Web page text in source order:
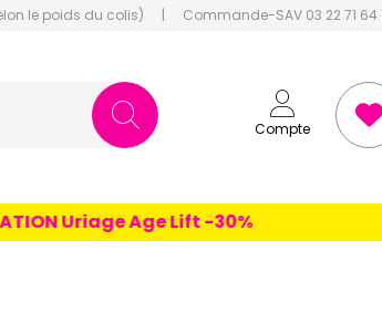
le poids du colis) | Commande-SAV 03 22 71 64
Compte
Uriage Age Lift -30%